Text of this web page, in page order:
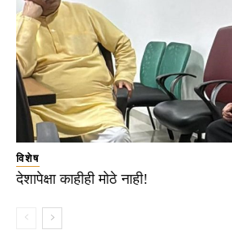
विशेष
देशापेक्षा काहीही मोठे नाही!